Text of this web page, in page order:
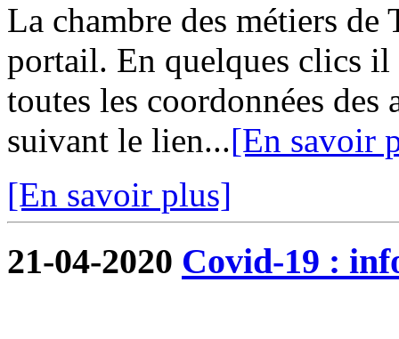
La chambre des métiers de
portail. En quelques clics il
toutes les coordonnées des
suivant le lien...[En savoir
[En savoir plus]
21-04-2020 Covid-19 :